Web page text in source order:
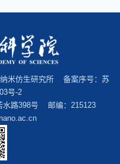
米仿生研究所 备案序号： 苏
号-2
水路398号 邮编：215123